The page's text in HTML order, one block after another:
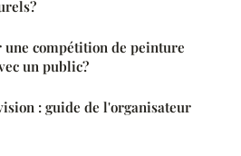
compétition de peinture
un public?
: guide de l'organisateur